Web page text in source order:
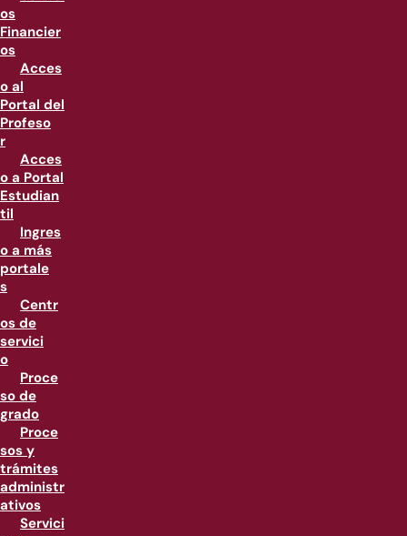
os
Financier
os
Acces
o al
Portal del
Profeso
r
Acces
o a Portal
Estudian
til
Ingres
o a más
portale
s
Centr
os de
servici
o
Proce
so de
grado
Proce
sos y
trámites
administr
ativos
Servici